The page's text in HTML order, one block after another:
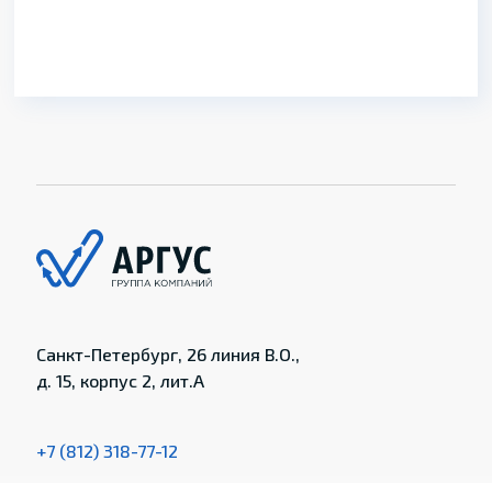
Санкт-Петербург, 26 линия В.О.,
д. 15, корпус 2, лит.А
+7 (812) 318-77-12